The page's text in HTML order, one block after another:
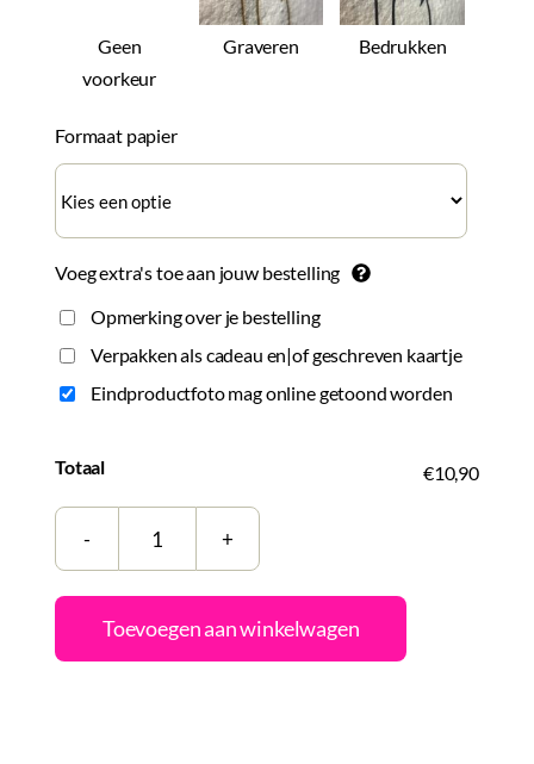
Geen
voorkeur
Graveren Bedrukken
Formaat papier
Voeg extra's toe aan jouw bestelling
Opmerking over je bestelling
Verpakken als cadeau en|of geschreven kaartje
Eindproductfoto mag online getoond worden
Totaal €10,90
Handgeschept
met
opdruk
Toevoegen aan winkelwagen